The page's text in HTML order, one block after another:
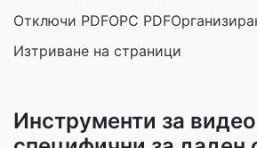
Отключи PDFОРС PDF
Изтриване на страници
Инструменти за